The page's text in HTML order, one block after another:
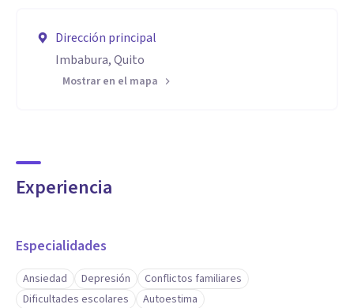
Dirección principal
Imbabura, Quito
Mostrar en el mapa
Experiencia
Especialidades
Ansiedad Depresión
Conflictos familiares
Dificultades escolares
Autoestima